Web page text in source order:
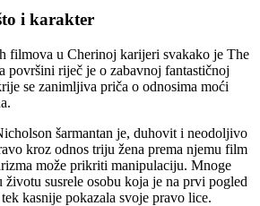
i karakter
filmova u Cherinoj karijeri svakako je The
površini riječ je o zabavnoj fantastičnoj
se zanimljiva priča o odnosima moći
šarmantan je, duhovit i neodoljivo
kroz odnos triju žena prema njemu film
može prikriti manipulaciju. Mnoge
životu susrele osobu koja je na prvi pogled
kasnije pokazala svoje pravo lice.